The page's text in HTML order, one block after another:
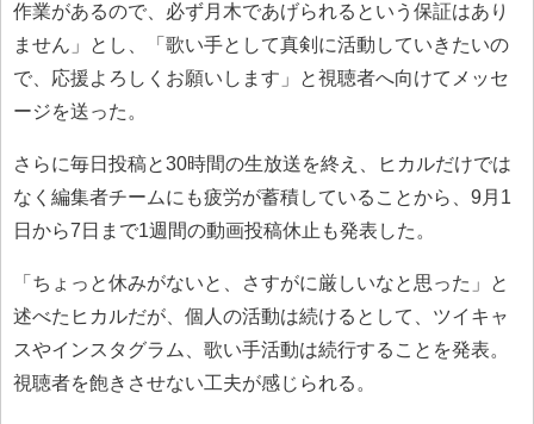
作業があるので、必ず月木であげられるという保証はあり
ません」とし、「歌い手として真剣に活動していきたいの
で、応援よろしくお願いします」と視聴者へ向けてメッセ
ージを送った。
さらに毎日投稿と30時間の生放送を終え、ヒカルだけでは
なく編集者チームにも疲労が蓄積していることから、9月1
日から7日まで1週間の動画投稿休止も発表した。
「ちょっと休みがないと、さすがに厳しいなと思った」と
述べたヒカルだが、個人の活動は続けるとして、ツイキャ
スやインスタグラム、歌い手活動は続行することを発表。
視聴者を飽きさせない工夫が感じられる。